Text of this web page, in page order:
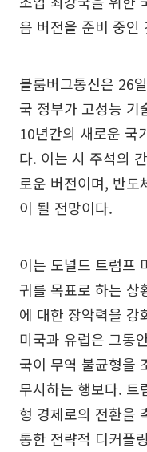
음 버전을 준비 중인
블룸버그통신은 26
국 정부가 고성능 기
10년간의 새로운 국
다. 이는 시 주석의
로운 버전이며, 반도
이 될 전망이다.
이는 도널드 트럼프
귀를 목표로 하는 상
에 대한 장악력을 강
미국과 유럽은 그동
국이 무역 불균형을
무시하는 행보다. 트
형 경제로의 전환을
통한 전략적 디커플